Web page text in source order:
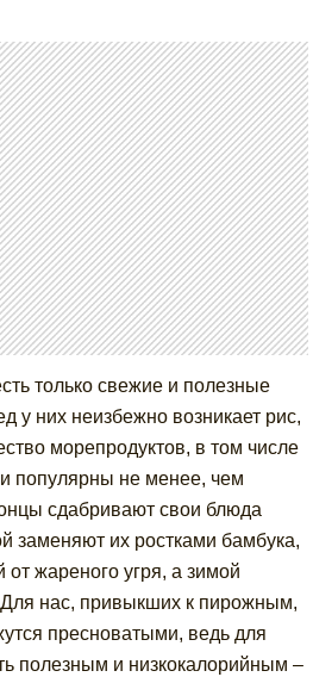
только свежие и полезные
у них неизбежно возникает рис,
морепродуктов, в том числе
популярны не менее, чем
сдабривают свои блюда
заменяют их ростками бамбука,
жареного угря, а зимой
нас, привыкших к пирожным,
пресноватыми, ведь для
полезным и низкокалорийным –